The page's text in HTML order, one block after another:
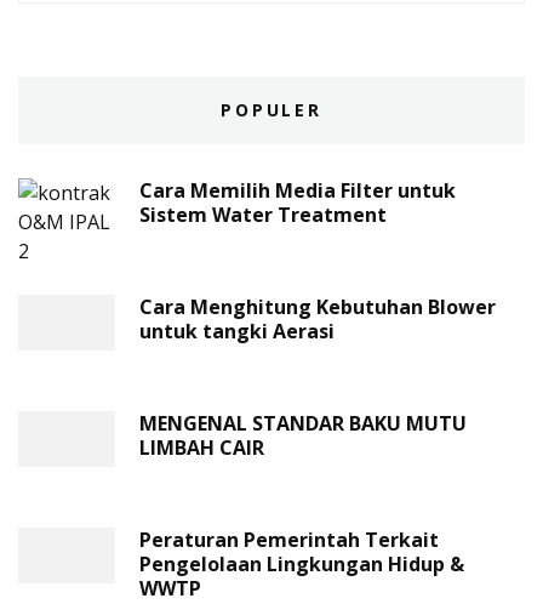
POPULER
Cara Memilih Media Filter untuk
Sistem Water Treatment
Cara Menghitung Kebutuhan Blower
untuk tangki Aerasi
MENGENAL STANDAR BAKU MUTU
LIMBAH CAIR
Peraturan Pemerintah Terkait
Pengelolaan Lingkungan Hidup &
WWTP